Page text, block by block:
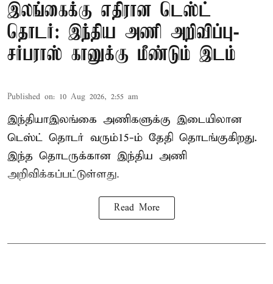
இலங்கைக்கு எதிரான டெஸ்ட்
தொடர்: இந்திய அணி அறிவிப்பு-
சர்பராஸ் கானுக்கு மீண்டும் இடம்
Published on: 10 Aug 2026, 2:55 am
இந்தியா–இலங்கை அணிகளுக்கு இடையிலான
டெஸ்ட் தொடர் வரும்15-ம் தேதி தொடங்குகிறது.
இந்த தொடருக்கான இந்திய அணி
அறிவிக்கப்பட்டுள்ளது.
Read More